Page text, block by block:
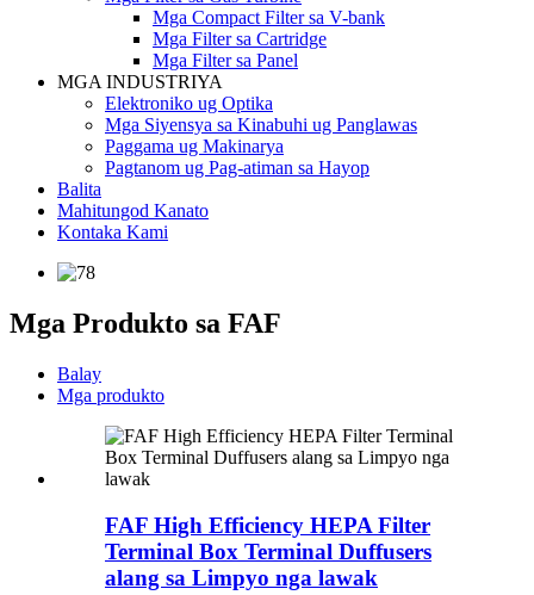
Mga Compact Filter sa V-bank
Mga Filter sa Cartridge
Mga Filter sa Panel
MGA INDUSTRIYA
Elektroniko ug Optika
Mga Siyensya sa Kinabuhi ug Panglawas
Paggama ug Makinarya
Pagtanom ug Pag-atiman sa Hayop
Balita
Mahitungod Kanato
Kontaka Kami
Mga Produkto sa FAF
Balay
Mga produkto
FAF High Efficiency HEPA Filter
Terminal Box Terminal Duffusers
alang sa Limpyo nga lawak